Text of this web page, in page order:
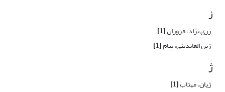
ز
زری نژاد، فروزان[1]
زین العابدینی، پیام[1]
ژ
ژیان، مهتاب[1]